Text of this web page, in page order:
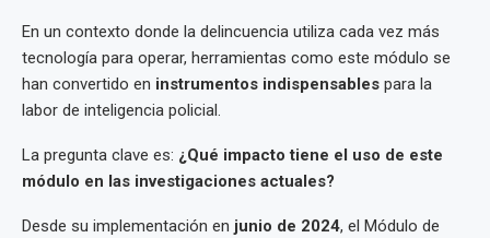
En un contexto donde la delincuencia utiliza cada vez más
tecnología para operar, herramientas como este módulo se
han convertido en instrumentos indispensables para la
labor de inteligencia policial.
La pregunta clave es: ¿Qué impacto tiene el uso de este
módulo en las investigaciones actuales?
Desde su implementación en junio de 2024, el Módulo de